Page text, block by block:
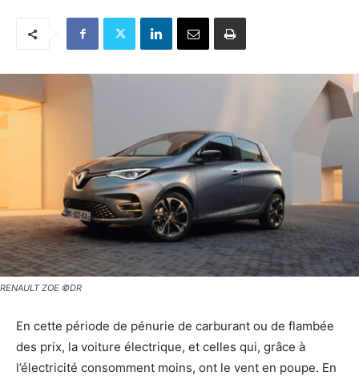
RENAULT ZOE ©DR
En cette période de pénurie de carburant ou de flambée
des prix, la voiture électrique, et celles qui, grâce à
l’électricité consomment moins, ont le vent en poupe. En